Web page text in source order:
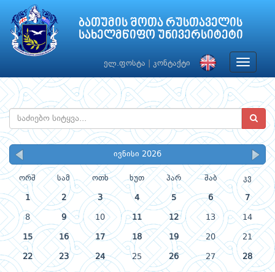
ბათუმის შოთა რუსთაველის
სახელმწიფო უნივერსიტეტი
ელ.ფოსტა კონტაქტი
Toggle
ივნისი 2026
ორშ სამ ოთხ ხუთ პარ შაბ კვ
1 2 3 4 5 6 7
8 9 10 11 12 13 14
15 16 17 18 19 20 21
22 23 24 25 26 27 28